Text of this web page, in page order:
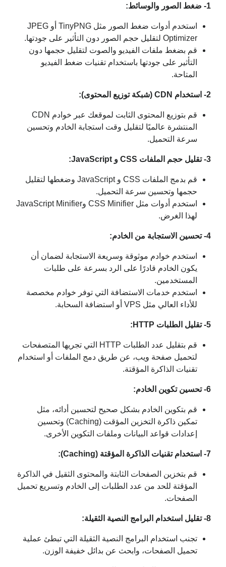
1- ضغط الصور والوسائط:
استخدم أدوات ضغط الصور مثل TinyPNG أو JPEG
Optimizer لتقليل حجم الصور دون التأثير على جودتها.
قم بضغط ملفات الفيديو والصوت لتقليل حجمها دون
التأثير على جودتها باستخدام تقنيات ضغط الفيديو
المتاحة.
2- استخدام CDN (شبكة توزيع المحتوى):
قم بتوزيع المحتوى الثابت لموقعك عبر خوادم CDN
المنتشرة عالميًا لتقليل وقت استجابة الخادم وتحسين
سرعة التحميل.
3- تقليل حجم الملفات CSS و JavaScript:
قم بدمج الملفات CSS و JavaScript وضغطها لتقليل
حجمها وتحسين سرعة التحميل.
استخدم أدوات مثل CSS Minifier وJavaScript Minifier
لهذا الغرض.
4- تحسين الاستجابة من الخادم:
استخدم خوادم موثوقة وسريعة الاستجابة لضمان أن
يكون الخادم قادرًا على الرد بسرعة على طلبات
المستخدمين.
استخدم خدمات الاستضافة التي توفر خوادم مخصصة
للأداء العالي مثل VPS أو استضافة السحابة.
5- تقليل الطلبات HTTP:
قم بتقليل عدد الطلبات HTTP التي تجريها المتصفحات
لتحميل صفحة ويب، عن طريق دمج الملفات أو استخدام
تقنيات الذاكرة المؤقتة.
6- تحسين تكوين الخادم:
قم بتكوين الخادم بشكل صحيح لتحسين أدائه، مثل
تمكين ذاكرة التخزين المؤقت (Caching) وتحسين
إعدادات قواعد البيانات وملفات التكوين الأخرى.
7- استخدام تقنيات الذاكرة المؤقتة (Caching):
قم بتخزين الصفحات الثابتة والمحتوى الثقيل في الذاكرة
المؤقتة للحد من عدد الطلبات إلى الخادم وتسريع تحميل
الصفحات.
8- تقليل استخدام البرامج النصية الثقيلة:
تجنب استخدام البرامج النصية الثقيلة التي تبطئ عملية
تحميل الصفحات، وابحث عن بدائل خفيفة الوزن.